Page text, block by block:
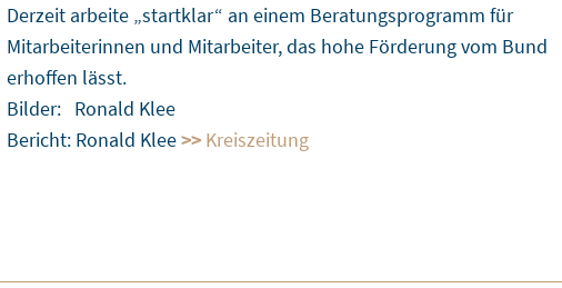
Derzeit arbeite „startklar“ an einem Beratungsprogramm für
Mitarbeiterinnen und Mitarbeiter, das hohe Förderung vom Bund
erhoffen lässt.
Bilder: Ronald Klee
Bericht: Ronald Klee>> Kreiszeitung